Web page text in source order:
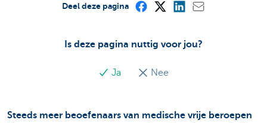
Is deze pagina nuttig voor jou?
Ja Nee
Deel deze pagina
Steeds meer beoefenaars van medische vrije beroepen